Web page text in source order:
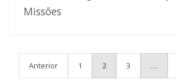
Missões
PAGINAÇÃO DE
Anterior 1 2 3 …